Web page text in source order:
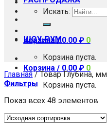
ШОУ-РУМ
Корзина / 0.00 ₽ 0
Корзина пуста.
Искать:
Корзина /0.00 ₽ 0
Корзина пуста.
Главная /Товар Глубина, мм
Фильтры
Показ всех 48 элементов